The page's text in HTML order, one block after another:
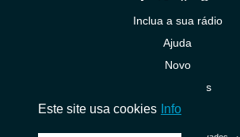
Inclua a sua rádio
Ajuda
Novo
Contacte-nos
Este site usa cookies Info